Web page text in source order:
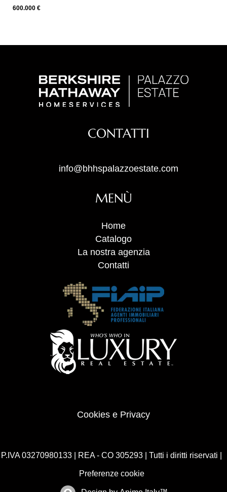
600.000 €
CONTATTI
info@bhhspalazzoestate.com
MENÙ
Home
Catalogo
La nostra agenzia
Contatti
Cookies e Privacy
P.IVA 03270980133 | REA - CO 305293 | Tutti i diritti riservati |
Preferenze cookie